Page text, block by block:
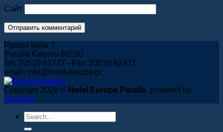
Сайт
Pavlou Mela 7
Paralia Katerini 60100
Tel: 23510 61777 - Fax: 23510 62437
email: info@hotel-europe.gr
Copyright 2026 © Hotel Europe Paralia. powered by
11ads.gr